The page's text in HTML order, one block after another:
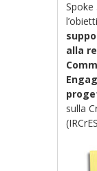
Spoke
alla
sulla